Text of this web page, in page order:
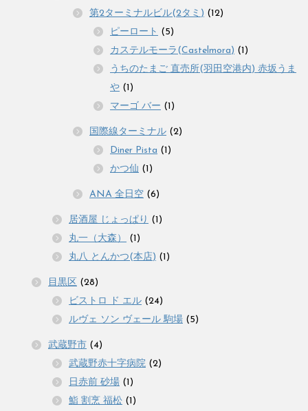
第2ターミナルビル(2タミ) (12)
ピーロート (5)
カステルモーラ(Castelmora) (1)
うちのたまご 直売所(羽田空港内) 赤坂うま
や (1)
マーゴ バー (1)
国際線ターミナル (2)
Diner Pista (1)
かつ仙 (1)
ANA 全日空 (6)
居酒屋 じょっぱり (1)
丸一（大森）
(1)
丸八 とんかつ(本店) (1)
目黒区 (28)
ビストロ ド エル (24)
ルヴェ ソン ヴェール 駒場 (5)
武蔵野市 (4)
武蔵野赤十字病院 (2)
日赤前 砂場 (1)
鮨 割烹 福松 (1)